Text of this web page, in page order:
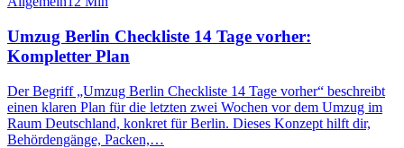
Umzug Berlin Checkliste 14 Tage vorher:
Kompletter Plan
Der Begriff „Umzug Berlin Checkliste 14 Tage vorher“ beschreibt
einen klaren Plan für die letzten zwei Wochen vor dem Umzug im
Raum Deutschland, konkret für Berlin. Dieses Konzept hilft dir,
Behördengänge, Packen,…